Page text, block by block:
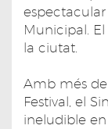
Municipal.
la ciutat.
Amb més
Festival, el
ineludible